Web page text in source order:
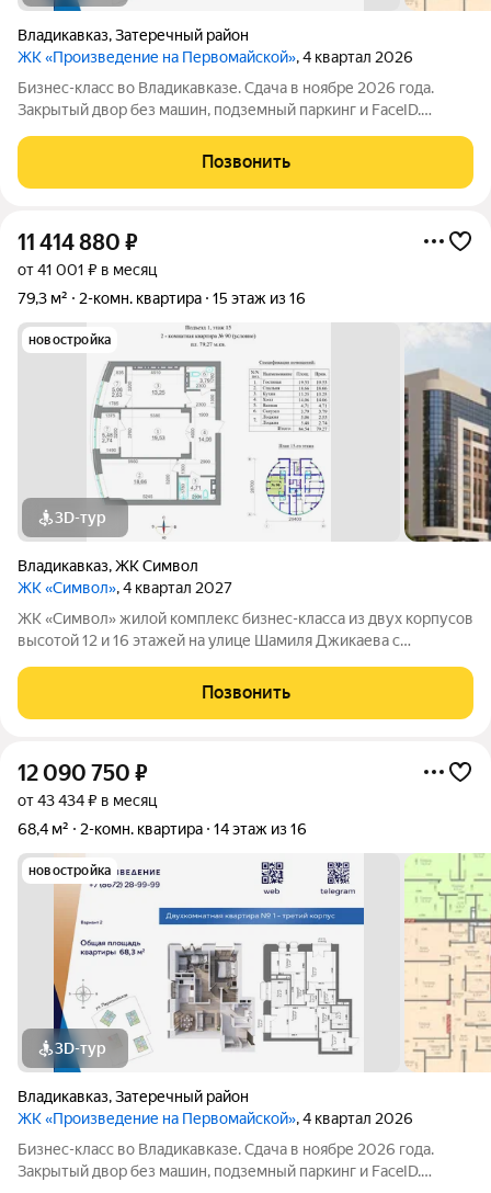
Владикавказ,Затеречный район
ЖК «Произведение на Первомайской», 4 квартал 2026
Бизнес-класс во Владикавказе. Сдача в ноябре 2026 года.
Закрытый двор без машин, подземный паркинг и FaceID.
сервис 24/7. Надежный актив: фасад из стеклофибробетона и
свободная планировка. Устали
Позвонить
11 414 880 ₽
от 41 001 ₽ в месяц
79,3 м²
2-комн. квартира 15 этаж из 16
новостройка
3D-тур
Владикавказ,ЖК Символ
ЖК «Символ», 4 квартал 2027
ЖК «Символ» жилой комплекс бизнес-класса из двух корпусов
высотой 12 и 16 этажей на улице Шамиля Джикаева с
хребет и Московское шоссе. Внешние стены толщиной 70 см
помогают сохранять тепло
Позвонить
12 090 750 ₽
от 43 434 ₽ в месяц
68,4 м²
2-комн. квартира 14 этаж из 16
новостройка
3D-тур
Владикавказ,Затеречный район
ЖК «Произведение на Первомайской», 4 квартал 2026
Бизнес-класс во Владикавказе. Сдача в ноябре 2026 года.
Закрытый двор без машин, подземный паркинг и FaceID.